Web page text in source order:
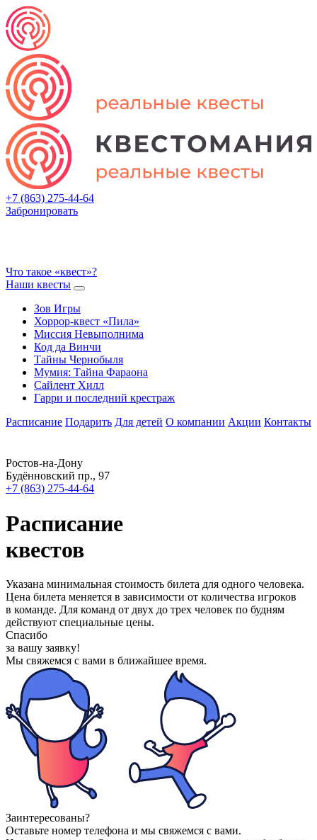
+7 (863) 275-44-64
Забронировать
Что такое «квест»?
Наши квесты
Зов Игры
Хоррор-квест «Пила»
Миссия Невыполнима
Код да Винчи
Тайны Чернобыля
Мумия: Тайна Фараона
Сайлент Хилл
Гарри и последний крестраж
Расписание Подарить Для детей О компании Акции Контакты
Ростов-на-Дону
Будённовский пр., 97
+7 (863) 275-44-64
Расписание
квестов
Указана минимальная стоимость билета для одного человека.
Цена билета меняется в зависимости от количества игроков
в команде. Для команд от двух до трех человек по будням
действуют специальные цены.
Спасибо
за вашу заявку!
Мы свяжемся с вами в ближайшее время.
Заинтересованы?
Оставьте номер телефона и мы свяжемся с вами.